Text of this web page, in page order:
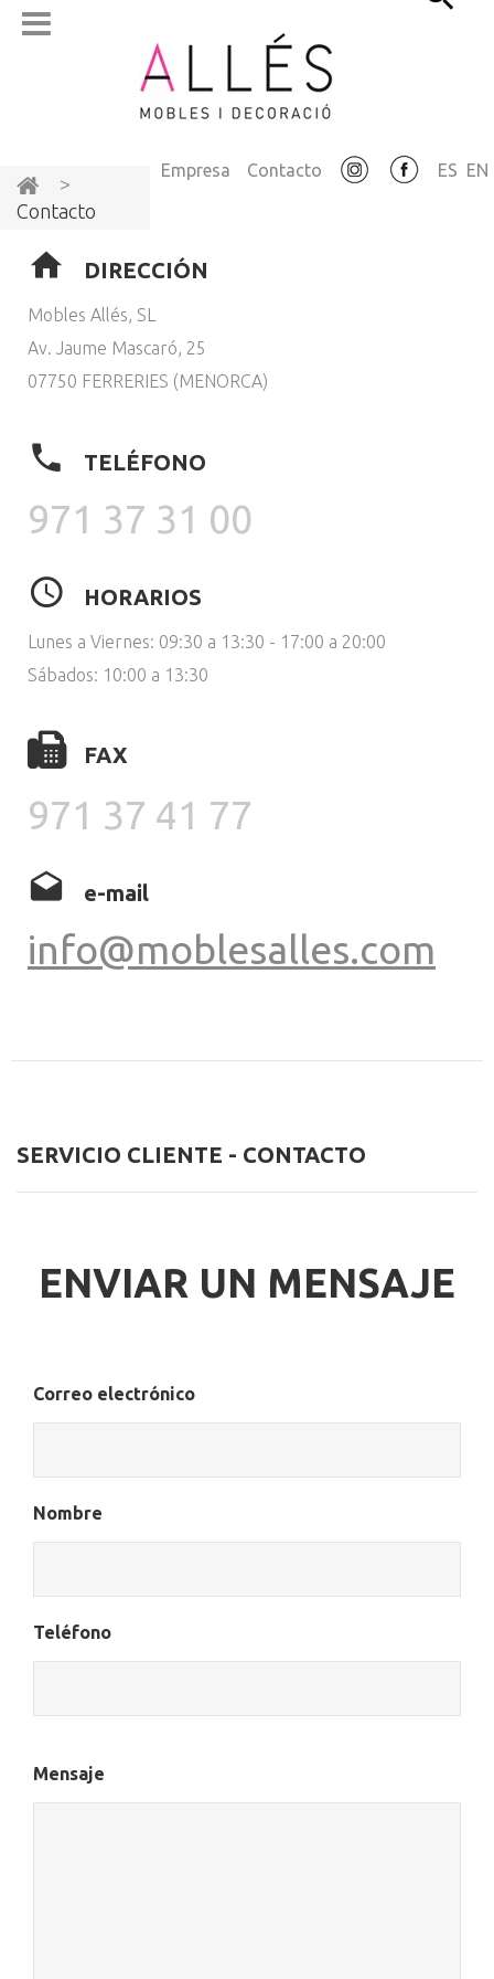
ES EN
Contacto
Empresa
>
Contacto
DIRECCIÓN
Mobles Allés, SL
Av. Jaume Mascaró, 25
07750 FERRERIES (MENORCA)
TELÉFONO
971 37 31 00
HORARIOS
Lunes a Viernes: 09:30 a 13:30 - 17:00 a 20:00
Sábados: 10:00 a 13:30
FAX
971 37 41 77
e-mail
info@moblesalles.com
SERVICIO CLIENTE - CONTACTO
ENVIAR UN MENSAJE
Correo electrónico
Nombre
Teléfono
Mensaje